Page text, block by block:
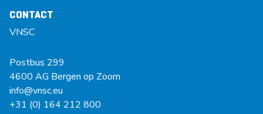
CONTACT
VNSC
Postbus 299
4600 AG Bergen op Zoom
info@vnsc.eu
+31 (0) 164 212 800